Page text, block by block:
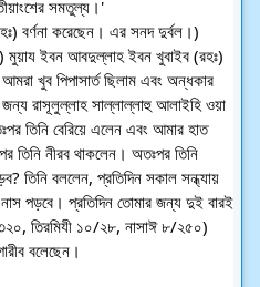
সমতুল্য।'
বর্ণনা করেছেন। এর সনদ দুর্বল।)
খুব পিপাসার্ত ছিলাম এবং অন্ধকার
রাসূলুল্লাহ সাল্লাল্লাহু আলাইহি ওয়া
তিনি বেরিয়ে এলেন এবং আমার হাত
তিনি নীরব থাকলেন। অতঃপর তিনি
তিনি বললেন, প্রতিদিন সকাল সন্ধ্যায়
পড়বে। প্রতিদিন তোমার জন্য দুই বারই
তিরমিযী ১০/২৮, নাসাঈ ৮/২৫০)
বলেছেন।